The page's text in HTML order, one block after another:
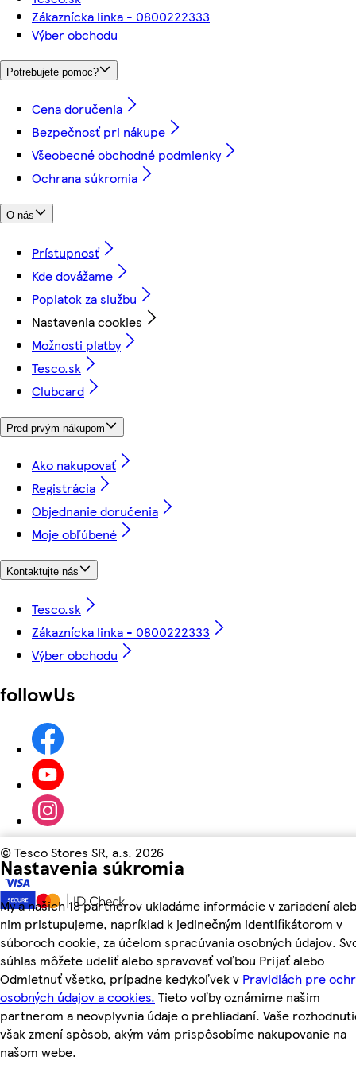
Nastavenia súkromia
My a našich 18 partnerov ukladáme informácie v zariadení
nim pristupujeme, napríklad k jedinečným identifikátorom v
súboroch cookie, za účelom spracúvania osobných údajov.
súhlas môžete udeliť alebo spravovať voľbou Prijať alebo
Odmietnuť všetko, prípadne kedykoľvek v Pravidlách pre
osobných údajov a cookies. Tieto voľby oznámime našim
partnerom a neovplyvnia údaje o prehliadaní. Vaše
však zmení spôsob, akým vám prispôsobíme nakupovanie na
našom webe.
Zákaznícka linka - 0800222333
Výber obchodu
Potrebujete pomoc?
Cena doručenia
Bezpečnosť pri nákupe
Všeobecné obchodné podmienky
Ochrana súkromia
O nás
Prístupnosť
Kde dovážame
Poplatok za službu
Nastavenia cookies
Možnosti platby
Tesco.sk
Clubcard
Pred prvým nákupom
Ako nakupovať
Registrácia
Objednanie doručenia
Moje obľúbené
Kontaktujte nás
Tesco.sk
Zákaznícka linka - 0800222333
Výber obchodu
followUs
©Tesco Stores SR, a.s. 2026